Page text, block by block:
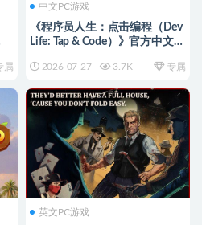
属
中文PC游戏
《程序员人生：点击编程（Dev
Life: Tap & Code）》官方中文
2026-07-27 3.7K 专属
英文PC游戏